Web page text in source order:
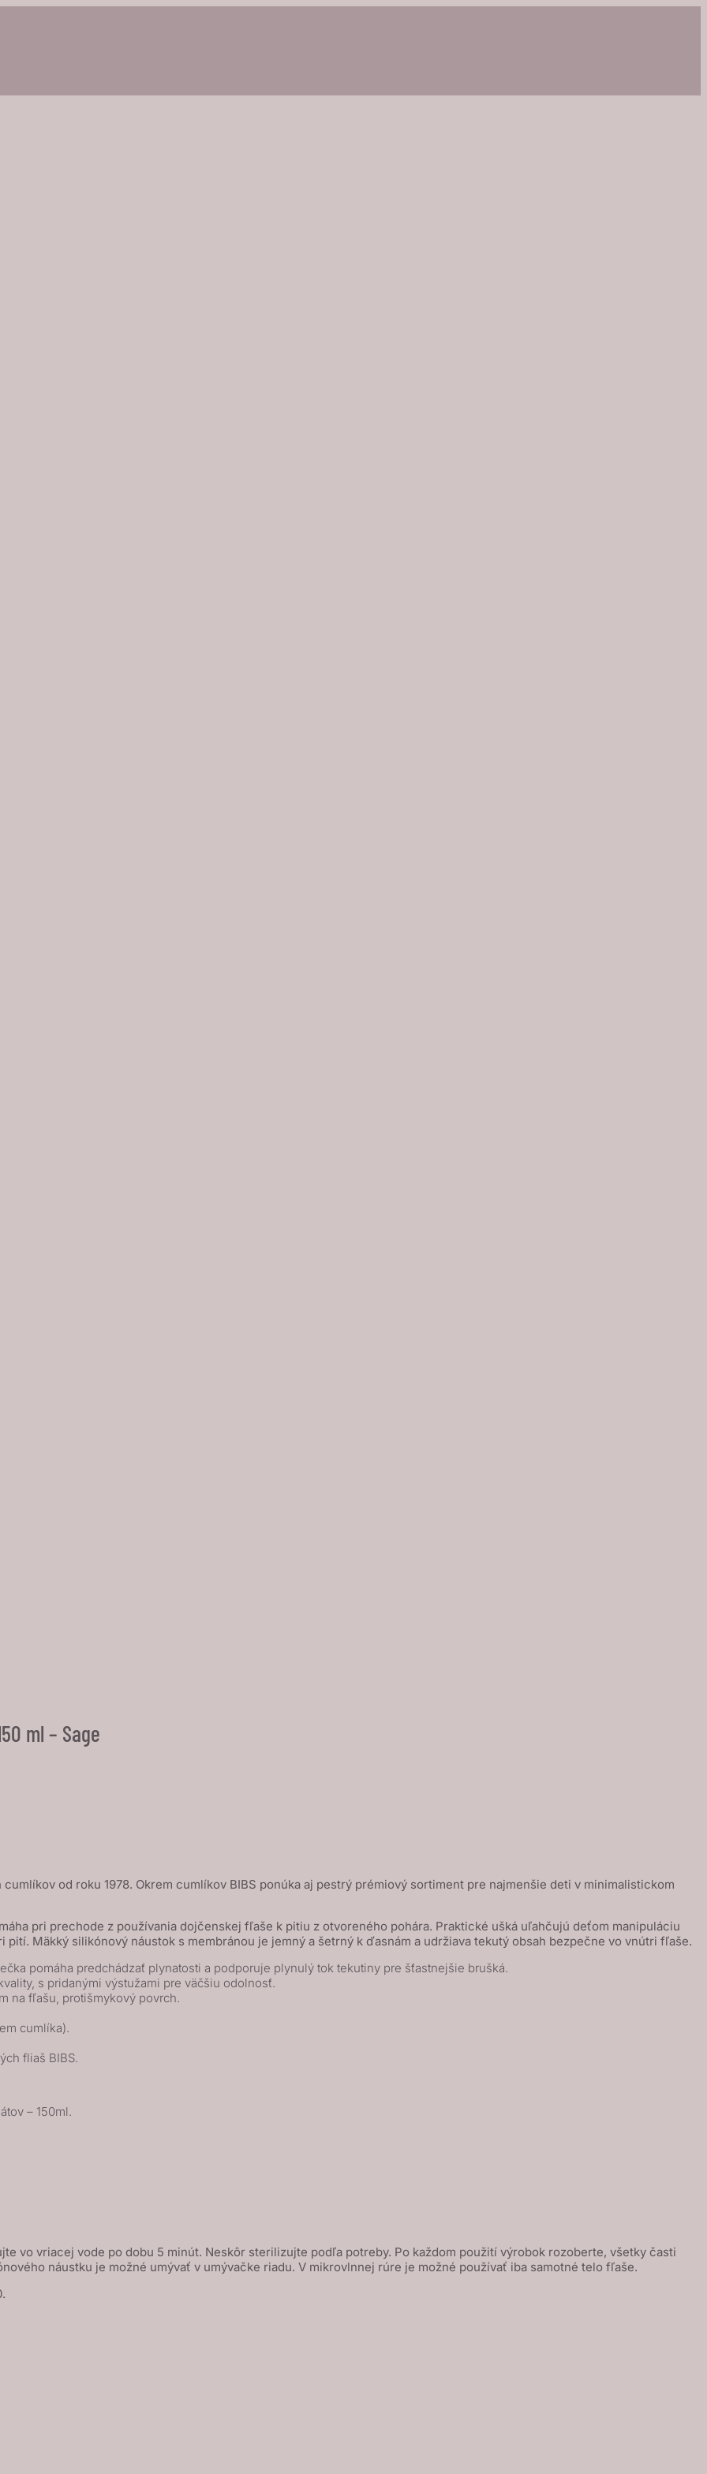
ml – Sage
od roku 1978. Okrem cumlíkov BIBS ponúka aj pestrý prémiový sortiment pre najmenšie deti v minimalistickom
pri prechode z používania dojčenskej fľaše k pitiu z otvoreného pohára. Praktické ušká uľahčujú deťom manipuláciu
Mäkký silikónový náustok s membránou je jemný a šetrný k ďasnám a udržiava tekutý obsah bezpečne vo vnútri fľaše.
pomáha predchádzať plynatosti a podporuje plynulý tok tekutiny pre šťastnejšie brušká.
s pridanými výstužami pre väčšiu odolnosť.
na fľašu, protišmykový povrch.
cumlíka).
fliaš BIBS.
– 150ml.
vo vriacej vode po dobu 5 minút. Neskôr sterilizujte podľa potreby. Po každom použití výrobok rozoberte, všetky časti
náustku je možné umývať v umývačke riadu. V mikrovlnnej rúre je možné používať iba samotné telo fľaše.